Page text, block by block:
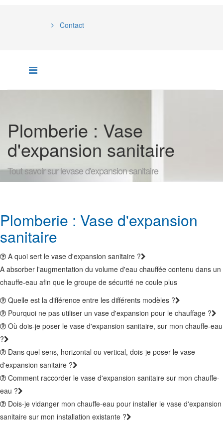
Contact
Plomberie : Vase
d'expansion sanitaire
Tout savoir sur levase d'expansion sanitaire
Plomberie : Vase d'expansion
sanitaire
A quoi sert le vase d'expansion sanitaire ?
A absorber l'augmentation du volume d'eau chauffée contenu dans un
chauffe-eau afin que le groupe de sécurité ne coule plus
Quelle est la différence entre les différents modèles ?
Pourquoi ne pas utiliser un vase d'expansion pour le chauffage ?
Où dois-je poser le vase d'expansion sanitaire, sur mon chauffe-eau
?
Dans quel sens, horizontal ou vertical, dois-je poser le vase
d'expansion sanitaire ?
Comment raccorder le vase d'expansion sanitaire sur mon chauffe-
eau ?
Dois-je vidanger mon chauffe-eau pour installer le vase d'expansion
sanitaire sur mon installation existante ?